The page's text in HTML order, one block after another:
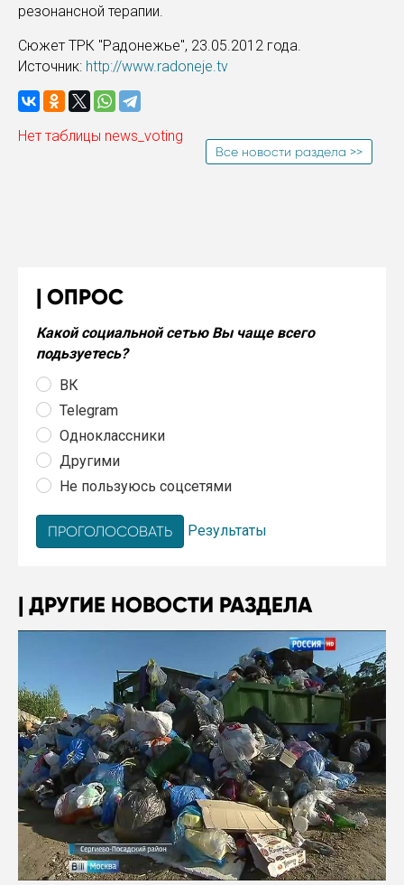
резонансной терапии.
Сюжет ТРК "Радонежье", 23.05.2012 года.
Источник: http://www.radoneje.tv
Нет таблицы news_voting
Все новости раздела >>
ОПРОС
Какой социальной сетью Вы чаще всего
подьзуетесь?
ВК
Telegram
Одноклассники
Другими
Не пользуюсь соцсетями
Результаты
ДРУГИЕ НОВОСТИ РАЗДЕЛА